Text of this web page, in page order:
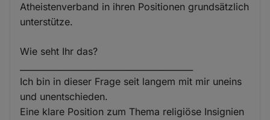
Atheistenverband in ihren Positionen grundsätzlich
unterstütze.
Wie seht Ihr das?
Ich bin in dieser Frage seit langem mit mir uneins
und unentschieden.
Eine klare Position zum Thema religiöse Insignien